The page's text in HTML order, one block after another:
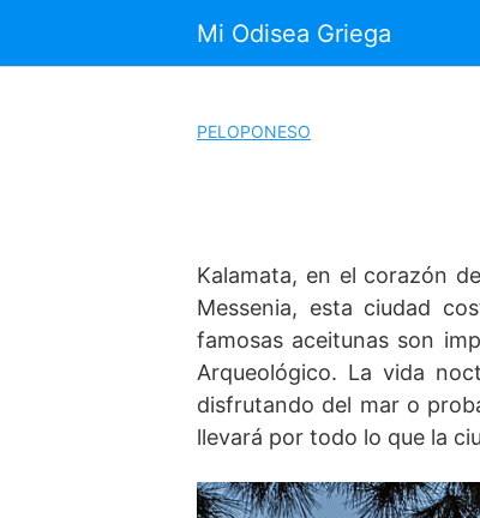
contenido
Mi Odisea Griega
PELOPONESO
Kalamata, en el corazón
Messenia, esta ciudad
famosas aceitunas son
Arqueológico. La vida
disfrutando del mar o
llevará por todo lo que la